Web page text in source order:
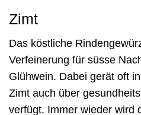
Zimt
Das köstliche
Verfeinerung für süsse
Glühwein. Dabei gerät oft
Zimt auch über
verfügt. Immer wieder wird